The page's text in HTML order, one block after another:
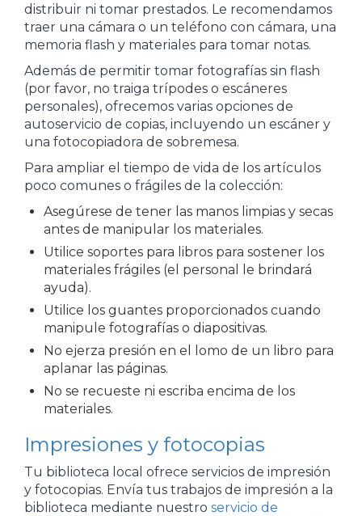
distribuir ni tomar prestados. Le recomendamos
traer una cámara o un teléfono con cámara, una
memoria flash y materiales para tomar notas.
Además de permitir tomar fotografías sin flash
(por favor, no traiga trípodes o escáneres
personales), ofrecemos varias opciones de
autoservicio de copias, incluyendo un escáner y
una fotocopiadora de sobremesa.
Para ampliar el tiempo de vida de los artículos
poco comunes o frágiles de la colección:
Asegúrese de tener las manos limpias y secas
antes de manipular los materiales.
Utilice soportes para libros para sostener los
materiales frágiles (el personal le brindará
ayuda).
Utilice los guantes proporcionados cuando
manipule fotografías o diapositivas.
No ejerza presión en el lomo de un libro para
aplanar las páginas.
No se recueste ni escriba encima de los
materiales.
Impresiones y fotocopias
Tu biblioteca local ofrece servicios de impresión
y fotocopias. Envía tus trabajos de impresión a la
biblioteca mediante nuestro servicio de